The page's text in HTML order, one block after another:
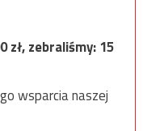
zł, zebraliśmy:15
wsparcia naszej